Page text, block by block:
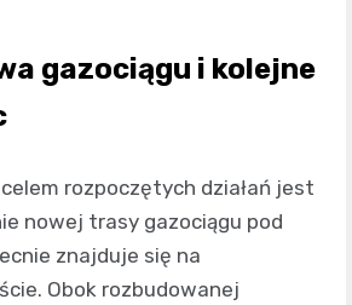
gazociągu i kolejne
rozpoczętych działań jest
nowej trasy gazociągu pod
znajduje się na
Obok rozbudowanej